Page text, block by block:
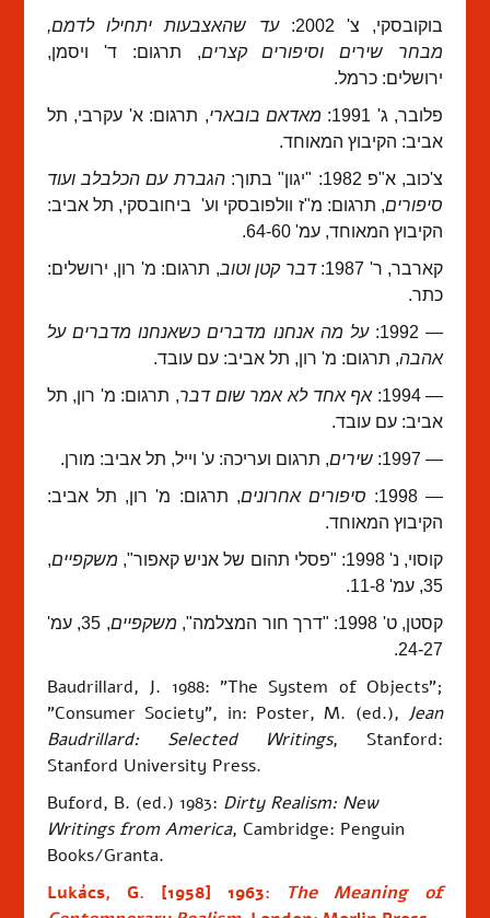
בוקובסקי, צ' 2002:
עד שהאצבעות יתחילו לדמם,
מבחר שירים וסיפורים קצרים, תרגום: ד' ויסמן,
ירושלים: כרמל.
פלובר, ג' 1991:
מאדאם בובארי, תרגום:א' עקרבי, תל
אביב: הקיבוץ המאוחד.
צ'כוב, א"פ 1982: "יגון" בתוך:
הגברת עם הכלבלב ועוד
סיפורים, תרגום: מ"ז וולפובסקי וע' ביחובסקי, תל אביב:
הקיבוץ המאוחד, עמ' 64-60.
קארבר, ר' 1987:
דבר קטן וטוב, תרגום: מ' רון, ירושלים:
כתר.
— 1992:
על מה אנחנו מדברים כשאנחנו מדברים על
אהבה, תרגום: מ' רון, תל אביב: עם עובד.
— 1994:
אף אחד לא אמר שום דבר, תרגום: מ' רון, תל
אביב: עם עובד.
— 1997:
שירים, תרגום ועריכה: ע' וייל, תל אביב: מורן.
— 1998:
סיפורים אחרונים, תרגום: מ' רון, תל אביב:
הקיבוץ המאוחד.
קוסוי, נ' 1998: "פסלי תהום של אניש קאפור",
משקפיים,
35, עמ' 11-8.
קסטן, ט' 1998: "דרך חור המצלמה",
משקפיים
, 35, עמ'
24-27.
Baudrillard, J. 1988: "The System of Objects";
"Consumer Society", in: Poster, M. (ed.), Jean
Baudrillard: Selected Writings, Stanford:
Stanford University Press.
Buford, B. (ed.) 1983: Dirty Realism: New
Writings from America, Cambridge: Penguin
Books/Granta.
Lukács, G. [1958] 1963:
The Meaning of